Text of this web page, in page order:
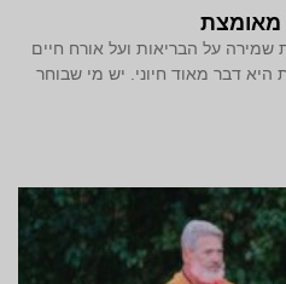
מאומצת
על הבריאות ועל אורח חיים
היא דבר מאוד חיוני. יש מי שבוחר